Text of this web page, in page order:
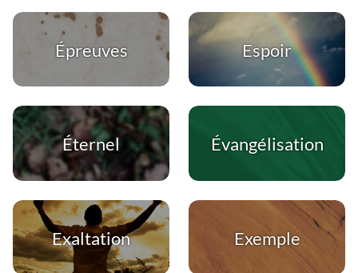
Épreuves Espoir
Éternel Évangélisation
Exaltation Exemple